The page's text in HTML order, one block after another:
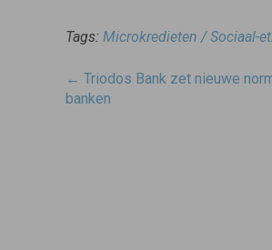
Tags: Microkredieten / Sociaal-
Post
navigatie
← Triodos Bank zet nieuwe
banken